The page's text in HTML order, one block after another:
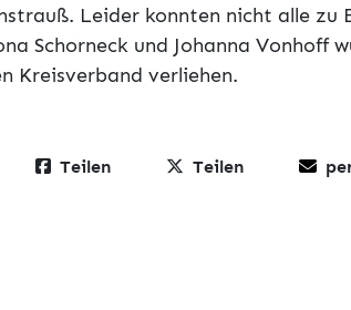
Leider konnten nicht alle zu
Schorneck und Johanna Vonhoff
Kreisverband verliehen.
Teilen Teilen